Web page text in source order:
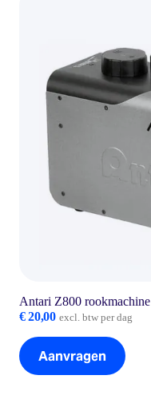
Antari Z800 rookmachine
€20,00 excl. btw per dag
Aanvragen